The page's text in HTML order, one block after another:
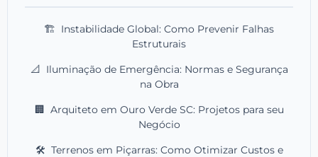
🏗️ Instabilidade Global: Como Prevenir Falhas
Estruturais
📐 Iluminação de Emergência: Normas e Segurança
na Obra
🏢 Arquiteto em Ouro Verde SC: Projetos para seu
Negócio
🛠️ Terrenos em Piçarras: Como Otimizar Custos e